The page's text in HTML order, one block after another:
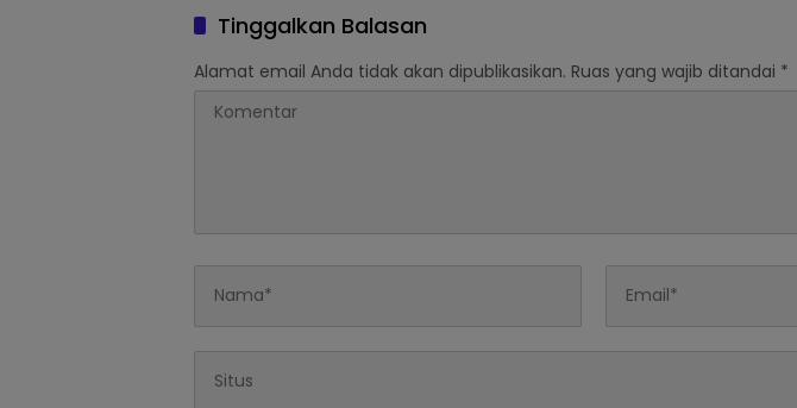
TiangTinggalkan Balasan
Alamat email Anda tidak akan dipublikasikan. Ruas yang wajib ditandai *